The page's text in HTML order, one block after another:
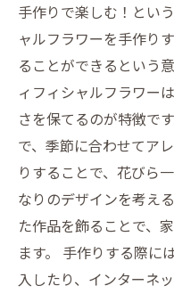
手作りで楽しむ！とい
ャルフラワーを手作り
ることができるという
ィフィシャルフラワー
さを保てるのが特徴で
で、季節に合わせてア
りすることで、花びら
なりのデザインを考え
た作品を飾ることで、
ます。 手作りする際に
入したり、インターネ